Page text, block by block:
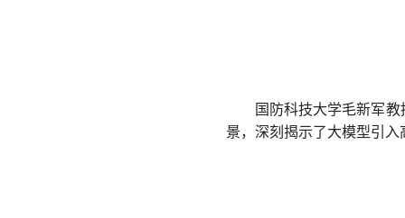
国防科技大学毛新军
景，深刻揭示了大模型引